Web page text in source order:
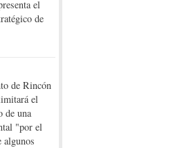
el
de
de Rincón
el
de una
"por el
algunos